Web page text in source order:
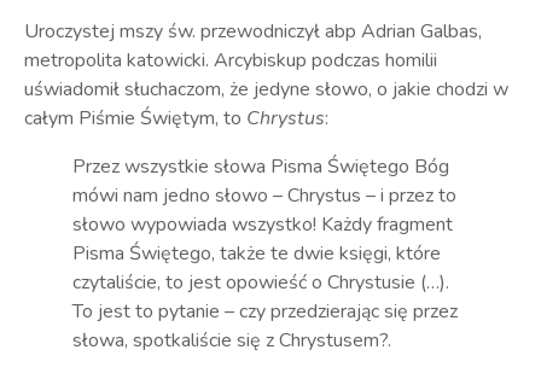
Uroczystej mszy św. przewodniczył abp Adrian Galbas,
metropolita katowicki. Arcybiskup podczas homilii
uświadomił słuchaczom, że jedyne słowo, o jakie chodzi w
całym Piśmie Świętym, to Chrystus:
Przez wszystkie słowa Pisma Świętego Bóg
mówi nam jedno słowo – Chrystus – i przez to
słowo wypowiada wszystko! Każdy fragment
Pisma Świętego, także te dwie księgi, które
czytaliście, to jest opowieść o Chrystusie (…).
To jest to pytanie – czy przedzierając się przez
słowa, spotkaliście się z Chrystusem?.